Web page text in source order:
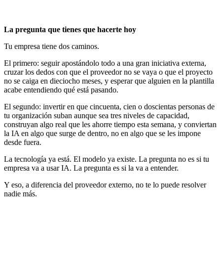
La pregunta que tienes que hacerte hoy
Tu empresa tiene dos caminos.
El primero: seguir apostándolo todo a una gran iniciativa externa,
cruzar los dedos con que el proveedor no se vaya o que el proyecto
no se caiga en dieciocho meses, y esperar que alguien en la plantilla
acabe entendiendo qué está pasando.
El segundo: invertir en que cincuenta, cien o doscientas personas de
tu organización suban aunque sea tres niveles de capacidad,
construyan algo real que les ahorre tiempo esta semana, y conviertan
la IA en algo que surge de dentro, no en algo que se les impone
desde fuera.
La tecnología ya está. El modelo ya existe. La pregunta no es si tu
empresa va a usar IA. La pregunta es si la va a entender.
Y eso, a diferencia del proveedor externo, no te lo puede resolver
nadie más.